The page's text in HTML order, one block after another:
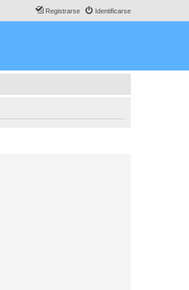
Identificarse
Registrarse